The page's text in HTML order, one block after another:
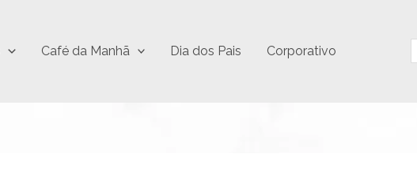
Café da Manhã Dia dos Pais Corporativo